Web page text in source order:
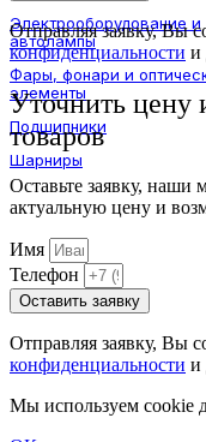
Электрооборудование и
автолампы
Фары, фонари и
элементы
Подшипники
Шарниры
Отправляя заявку, Вы
конфиденциальности и
Уточнить цену
товаров
Оставьте заявку, наши
актуальную цену и
Имя
Телефон
Оставить заявку
Отправляя заявку, Вы
конфиденциальности и
Мы используем cookie